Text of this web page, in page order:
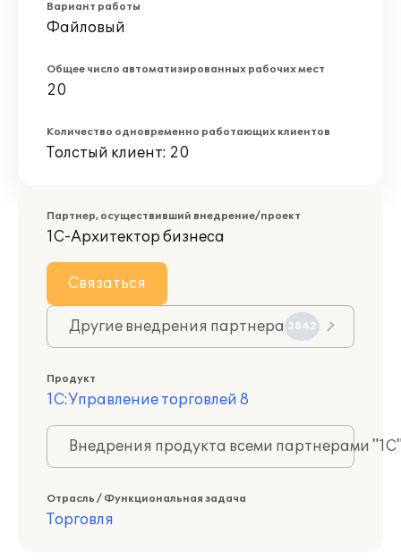
Вариант работы
Файловый
Общее число автоматизированных рабочих мест
20
Количество одновременно работающих клиентов
Толстый клиент: 20
Партнер, осуществивший внедрение/проект
1С-Архитектор бизнеса
Связаться
Другие внедрения партнера 3842
Продукт
1С:Управление торговлей 8
Внедрения продукта всеми партнерами
Отрасль / Функциональная задача
Торговля